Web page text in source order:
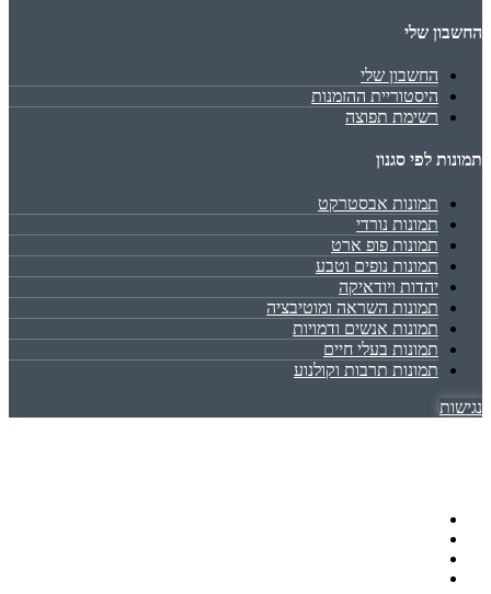
החשבון שלי
החשבון שלי
היסטוריית ההזמנות
רשימת תפוצה
תמונות לפי סגנון
תמונות אבסטרקט
תמונות נורדי
תמונות פופ ארט
תמונות נופים וטבע
יהדות ויודאיקה
תמונות השראה ומוטיבציה
תמונות אנשים ודמויות
תמונות בעלי חיים
תמונות תרבות וקולנוע
נגישות